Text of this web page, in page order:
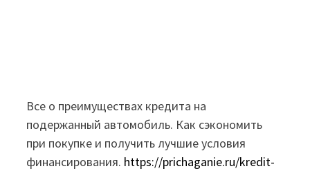
Все о преимуществах кредита на
подержанный автомобиль. Как сэкономить
при покупке и получить лучшие условия
финансирования. https://prichaganie.ru/kredit-